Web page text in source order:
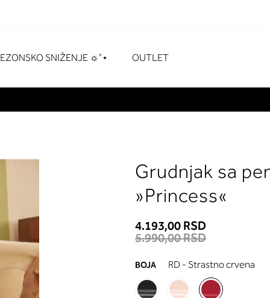
SNIŽENJE ☼˚⋆ OUTLET
Grudnjak sa
»Princess«
4.193,00 RSD
5.990,00 RSD
BOJA RD - Strastno crvena